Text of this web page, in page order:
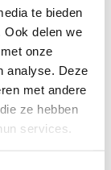
te bieden
Ook delen we
onze
analyse. Deze
met andere
ze hebben
services.